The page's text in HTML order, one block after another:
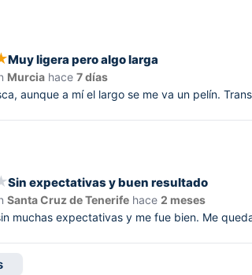
Muy ligera pero algo larga
Murcia hace7 días
aunque a mí el largo se me va un pelín.
Sin expectativas y buen resultado
Santa Cruz de Tenerife hace2 meses
muchas expectativas y me fue bien. Me